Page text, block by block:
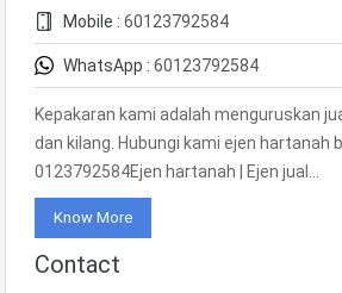
Mobile : 60123792584
WhatsApp : 60123792584
Kepakaran kami adalah menguruskan
dan kilang. Hubungi kami ejen hartanah
0123792584Ejen hartanah | Ejen jual…
Know More
Contact